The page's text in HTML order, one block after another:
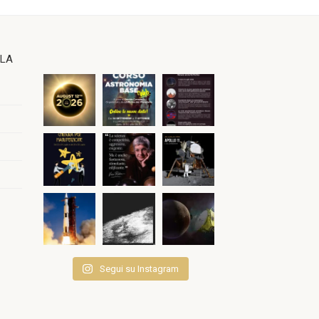
Segui su Instagram